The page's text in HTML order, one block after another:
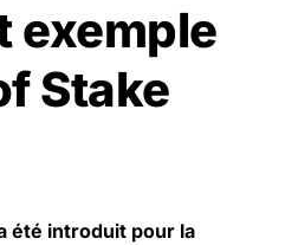
exemple
Stake
été introduit pour la